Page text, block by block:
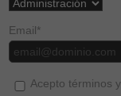
Email*
Acepto términos